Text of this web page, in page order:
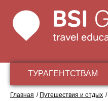
ТУРАГЕНТСТВАМ
Главная / Путешествия и отдых /